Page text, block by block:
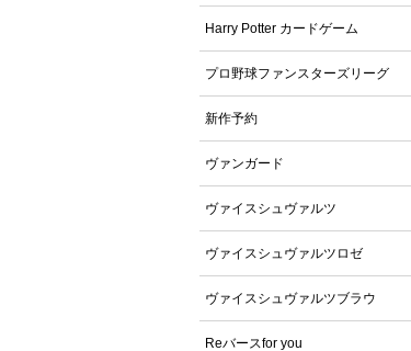
Harry Potter カードゲーム
プロ野球ファンスターズリーグ
新作予約
ヴァンガード
ヴァイスシュヴァルツ
ヴァイスシュヴァルツロゼ
ヴァイスシュヴァルツブラウ
Reバースfor you